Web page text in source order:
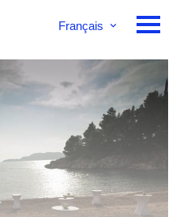
Français
Deutsch